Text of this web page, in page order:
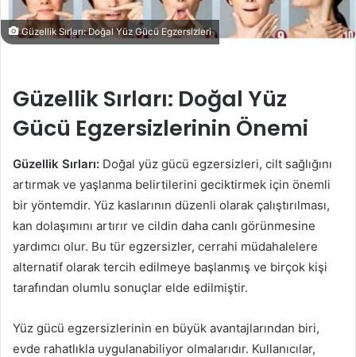
Güzellik Sırları: Doğal Yüz Gücü Egzersizleri
Güzellik Sırları: Doğal Yüz
Gücü Egzersizlerinin Önemi
Güzellik Sırları: Doğal yüz gücü egzersizleri, cilt sağlığını
artırmak ve yaşlanma belirtilerini geciktirmek için önemli
bir yöntemdir. Yüz kaslarının düzenli olarak çalıştırılması,
kan dolaşımını artırır ve cildin daha canlı görünmesine
yardımcı olur. Bu tür egzersizler, cerrahi müdahalelere
alternatif olarak tercih edilmeye başlanmış ve birçok kişi
tarafından olumlu sonuçlar elde edilmiştir.
Yüz gücü egzersizlerinin en büyük avantajlarından biri,
evde rahatlıkla uygulanabiliyor olmalarıdır. Kullanıcılar,